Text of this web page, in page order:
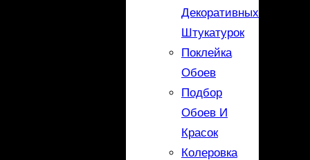
Декоративных
Штукатурок
Поклейка
Обоев
Подбор
Обоев И
Красок
Колеровка